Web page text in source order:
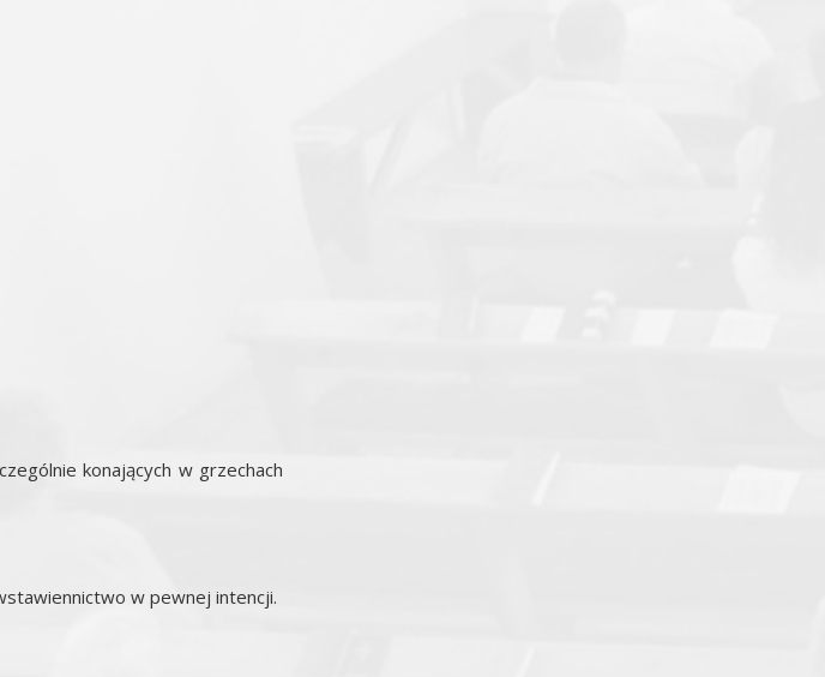
konających w grzechach
w pewnej intencji.